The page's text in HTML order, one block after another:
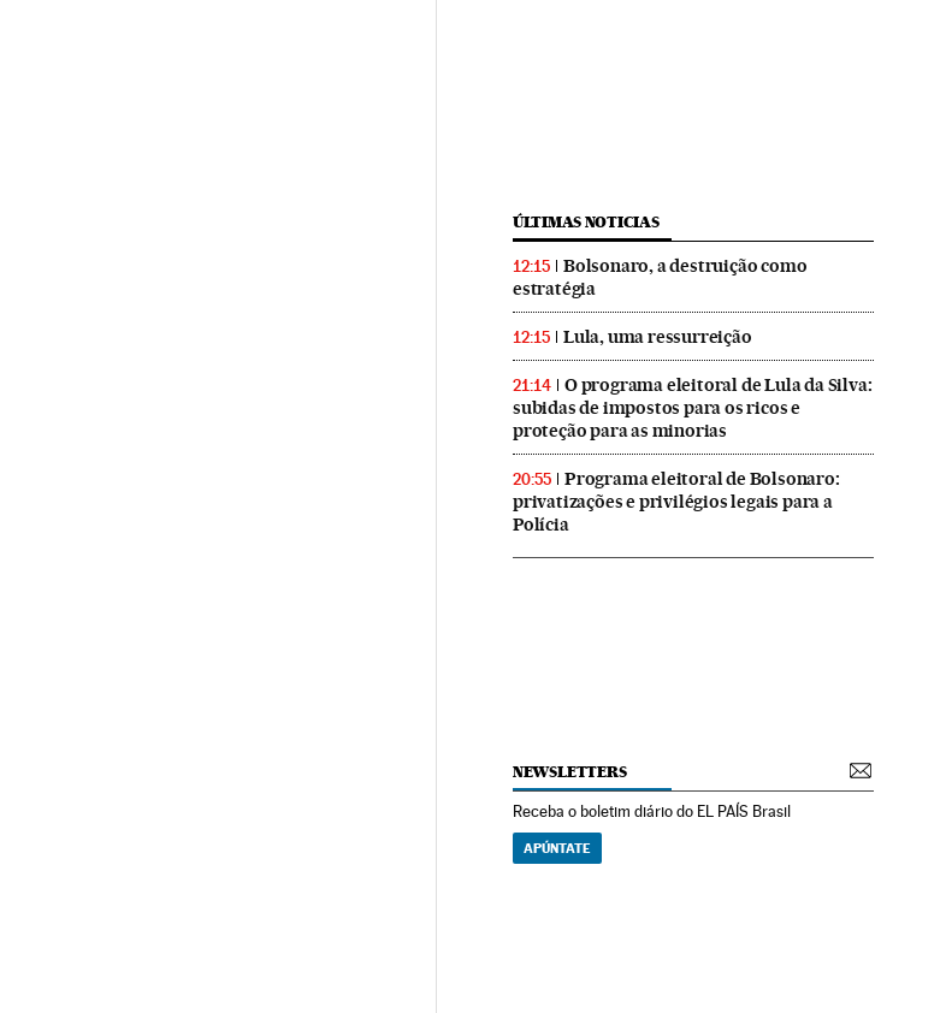
ÚLTIMAS NOTICIAS
12:15
Bolsonaro, a destruição como
estratégia
12:15 Lula, uma ressurreição
21:14
O programa eleitoral de Lula da Silva:
subidas de impostos para os ricos e
proteção para as minorias
20:55
Programa eleitoral de Bolsonaro:
privatizações e privilégios legais para a
Polícia
NEWSLETTERS
Receba o boletim diário do EL PAÍS Brasil
APÚNTATE